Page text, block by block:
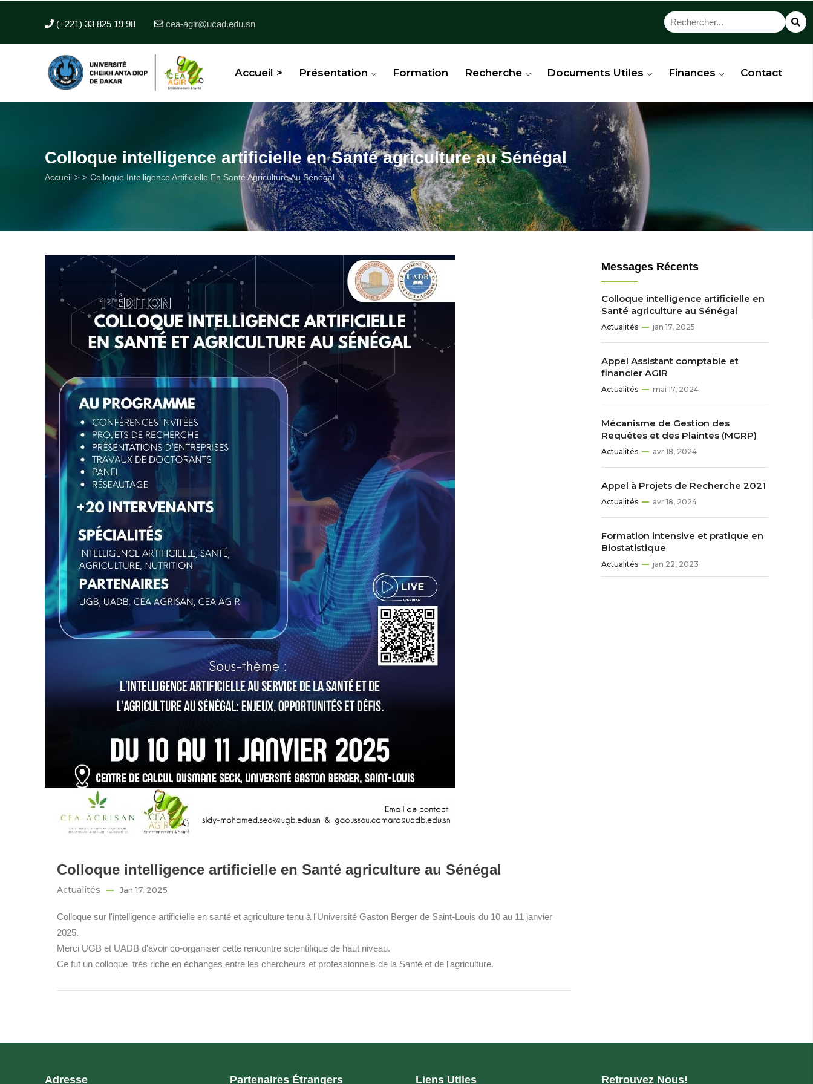
(+221) 33 825 19 98 cea-agir@ucad.edu.sn
Accueil > Présentation Formation Recherche Documents Utiles Finances Contact
Colloque intelligence artificielle en Santé agriculture au Sénégal
Fil
Accueil > Colloque Intelligence Artificielle En Santé Agriculture Au Sénégal
Colloque intelligence artificielle en Santé agriculture au Sénégal
Actualités Jan 17, 2025
Colloque sur l'intelligence artificielle en santé et agriculture tenu à l'Université Gaston Berger de Saint-Louis du 10 au 11 janvier
2025.
Merci UGB et UADB d'avoir co-organiser cette rencontre scientifique de haut niveau.
Ce fut un colloque très riche en échanges entre les chercheurs et professionnels de la Santé et de l'agriculture.
Messages Récents
Colloque intelligence artificielle en
Santé agriculture au Sénégal
Actualités jan 17, 2025
Appel Assistant comptable et
financier AGIR
Actualités mai 17, 2024
Mécanisme de Gestion des
Requêtes et des Plaintes (MGRP)
Actualités avr 18, 2024
Appel à Projets de Recherche 2021
Actualités avr 18, 2024
Formation intensive et pratique en
Biostatistique
Actualités jan 22, 2023
Adresse Partenaires Étrangers Liens Utiles Retrouvez Nous!